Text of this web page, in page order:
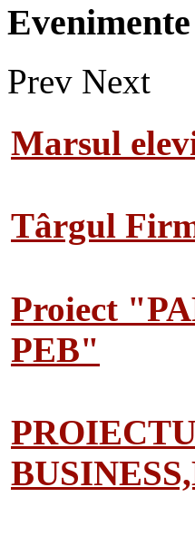
Evenimente
Prev Next
Marsul
Târgul
Proiect
PEB"